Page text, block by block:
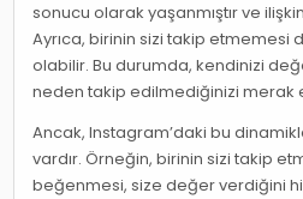
sonucu olarak yaşanmıştır ve
Ayrıca, birinin sizi takip etmemesi
olabilir. Bu durumda, kendinizi
neden takip edilmediğinizi merak
Ancak, Instagram’daki bu
vardır. Örneğin, birinin sizi takip
beğenmesi, size değer verdiğini